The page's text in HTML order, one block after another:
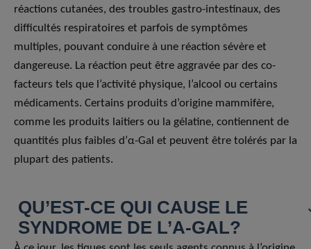
réactions cutanées, des troubles gastro-intestinaux, des
difficultés respiratoires et parfois de symptômes
multiples, pouvant conduire à une réaction sévère et
dangereuse. La réaction peut être aggravée par des co-
facteurs tels que l’activité physique, l’alcool ou certains
médicaments. Certains produits d’origine mammifère,
comme les produits laitiers ou la gélatine, contiennent de
quantités plus faibles d’α-Gal et peuvent être tolérés par la
plupart des patients.
QU’EST-CE QUI CAUSE LE
SYNDROME DE L’Α-GAL?